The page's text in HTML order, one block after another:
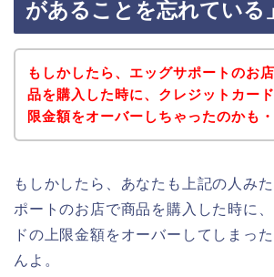
があることを忘れている」
もしかしたら、エッグサポートのお
品を購入した時に、クレジットカー
限金額をオーバーしちゃったのかも・
もしかしたら、あなたも上記の人み
ポートのお店で商品を購入した時に
ドの上限金額をオーバーしてしまっ
んよ。